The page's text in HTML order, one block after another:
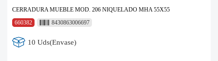
CERRADURA MUEBLE MOD. 206 NIQUELADO MHA 55X55
660382
8430863006697
10 Uds(Envase)